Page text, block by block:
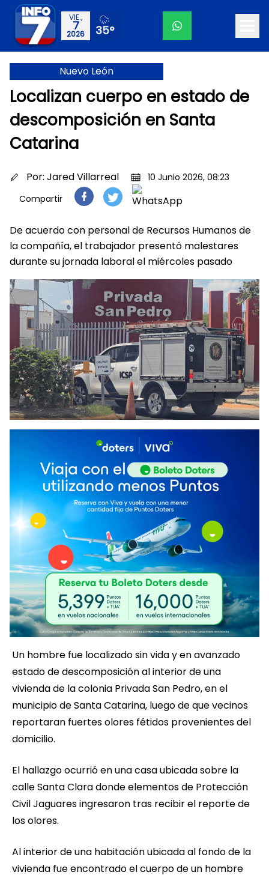
VIE.,
7
2026 35°
Nuevo León
Localizan cuerpo en estado de
descomposición en Santa
Catarina
Por: Jared Villarreal
10 Junio 2026, 08:23
Compartir
De acuerdo con personal de Recursos Humanos de
la compañía, el trabajador presentó malestares
durante su jornada laboral el miércoles pasado
Un hombre fue localizado sin vida y en avanzado
estado de descomposición al interior de una
vivienda de la colonia Privada San Pedro, en el
municipio de Santa Catarina, luego de que vecinos
reportaran fuertes olores fétidos provenientes del
domicilio.
El hallazgo ocurrió en una casa ubicada sobre la
calle Santa Clara donde elementos de Protección
Civil Jaguares ingresaron tras recibir el reporte de
los olores.
Al interior de una habitación ubicada al fondo de la
vivienda fue encontrado el cuerpo de un hombre